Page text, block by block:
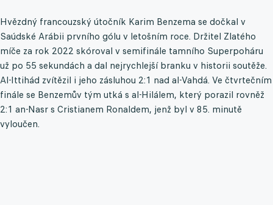
Hvězdný francouzský útočník Karim Benzema se dočkal v
Saúdské Arábii prvního gólu v letošním roce. Držitel Zlatého
míče za rok 2022 skóroval v semifinále tamního Superpoháru
už po 55 sekundách a dal nejrychlejší branku v historii soutěže.
Al-Ittihád zvítězil i jeho zásluhou 2:1 nad al-Vahdá. Ve čtvrtečním
finále se Benzemův tým utká s al-Hilálem, který porazil rovněž
2:1 an-Nasr s Cristianem Ronaldem, jenž byl v 85. minutě
vyloučen.